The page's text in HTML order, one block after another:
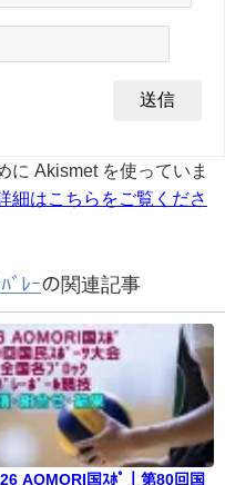
に Akismet を使っていま
細はこちらをご覧くださ
ﾞﾚｰの関連記事
AOMORI国ｽﾎﾟ｜第80回国